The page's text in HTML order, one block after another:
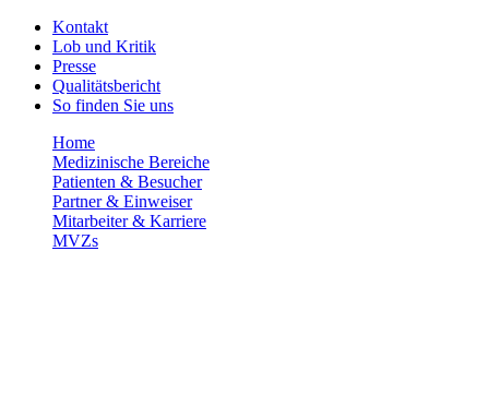
Kontakt
Lob und Kritik
Presse
Qualitätsbericht
So finden Sie uns
Home
Medizinische Bereiche
Patienten & Besucher
Partner & Einweiser
Mitarbeiter & Karriere
MVZs